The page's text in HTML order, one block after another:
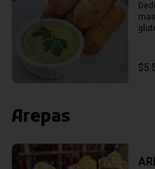
Arepas